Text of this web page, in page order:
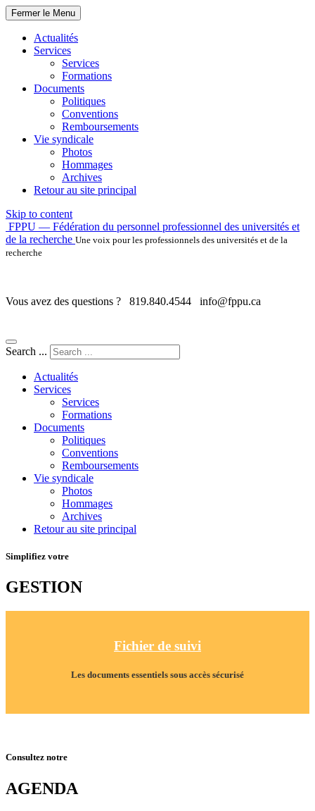
Fermer le Menu
Actualités
Services
Services
Formations
Documents
Politiques
Conventions
Remboursements
Vie syndicale
Photos
Hommages
Archives
Retour au site principal
Skip to content
FPPU — Fédération du personnel professionnel des universités et
de la recherche Une voix pour les professionnels des universités et de la
recherche
Vous avez des questions ? 819.840.4544 info@fppu.ca
Search ...
Actualités
Services
Services
Formations
Documents
Politiques
Conventions
Remboursements
Vie syndicale
Photos
Hommages
Archives
Retour au site principal
Simplifiez votre
GESTION
Fichier de suivi
Les documents essentiels sous accès sécurisé
Consultez notre
AGENDA